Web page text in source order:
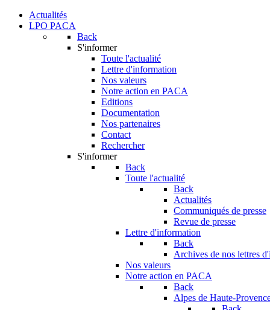
Actualités
LPO PACA
Back
S'informer
Toute l'actualité
Lettre d'information
Nos valeurs
Notre action en PACA
Editions
Documentation
Nos partenaires
Contact
Rechercher
S'informer
Back
Toute l'actualité
Back
Actualités
Communiqués de presse
Revue de presse
Lettre d'information
Back
Archives de nos lettres
Nos valeurs
Notre action en PACA
Back
Alpes de Haute-